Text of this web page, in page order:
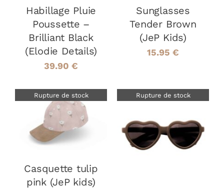
Habillage Pluie
Poussette –
Brilliant Black
(Elodie Details)
39.90 €
Sunglasses
Tender Brown
(JeP Kids)
15.95 €
Rupture de stock
DÉTAILS
Casquette tulip
pink (JeP kids)
Rupture de stock
DÉTAILS